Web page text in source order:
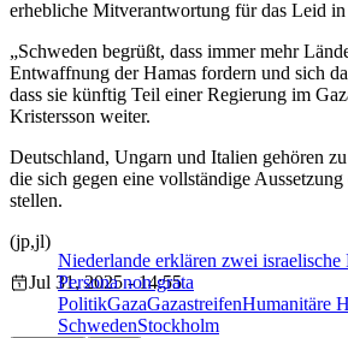
erhebliche Mitverantwortung für das Leid in
„Schweden begrüßt, dass immer mehr
Entwaffnung der Hamas fordern und sich
dass sie künftig Teil einer Regierung im
Kristersson weiter.
Deutschland, Ungarn und Italien gehören
die sich gegen eine vollständige
stellen.
Niederlande erklären zwei
Persona non grata
(jp,jl)
Jul 31, 2025 - 14:55
PolitikGazaGazastreifenHumanitäre
SchwedenStockholm